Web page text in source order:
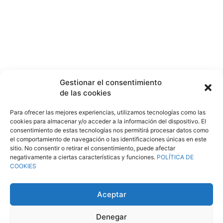
Gestionar el consentimiento
de las cookies
Para ofrecer las mejores experiencias, utilizamos tecnologías como las
cookies para almacenar y/o acceder a la información del dispositivo. El
consentimiento de estas tecnologías nos permitirá procesar datos como
el comportamiento de navegación o las identificaciones únicas en este
sitio. No consentir o retirar el consentimiento, puede afectar
negativamente a ciertas características y funciones. POLÍTICA DE
COOKIES
Aceptar
Denegar
©XINTHIUM| Mapa del sitio-Accesibilidad-Política de cookies- Aviso Legal
Política de Protección de datos| Diseño web:Agro21 Comunicación